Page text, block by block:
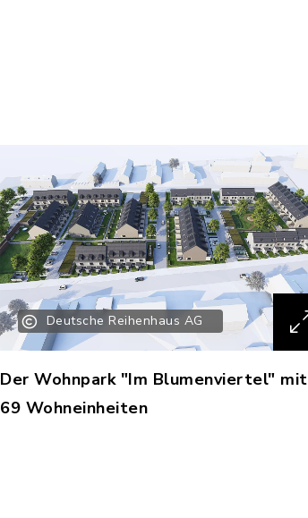
Deutsche Reihenhaus AG
Der Wohnpark "Im Blumenviertel" mit
69 Wohneinheiten